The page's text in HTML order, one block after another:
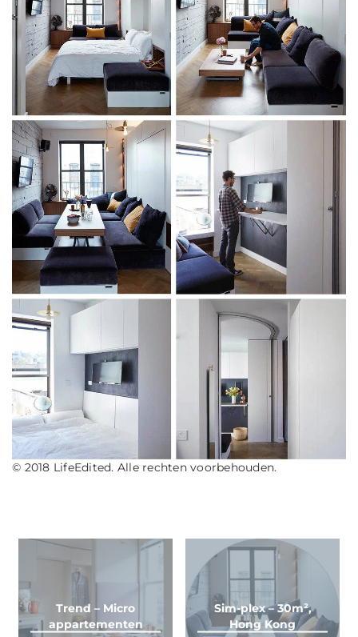
© 2018 LifeEdited. Alle rechten voorbehouden.
Trend – Micro
appartementen
Sim-plex – 30m²,
Hong Kong